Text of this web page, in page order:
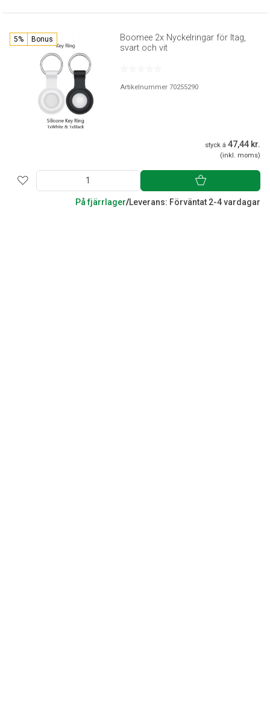
5% Bonus
Boomee 2x Nyckelringar för Itag,
svart och vit
Artikelnummer 70255290
styck á 47,44 kr.
(inkl. moms)
På fjärrlager/Leverans: Förväntat 2-4 vardagar